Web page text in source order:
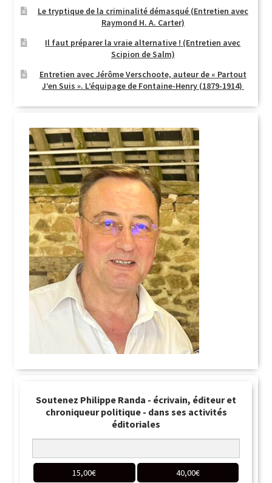
Le tryptique de la criminalité démasqué (Entretien avec
Raymond H. A. Carter)
Il faut préparer la vraie alternative ! (Entretien avec
Scipion de Salm)
Entretien avec Jérôme Verschoote, auteur de « Partout
J’en Suis ». L’équipage de Fontaine-Henry (1879-1914)
Soutenez Philippe Randa - écrivain, éditeur et
chroniqueur politique - dans ses activités
éditoriales
15,00€ 40,00€